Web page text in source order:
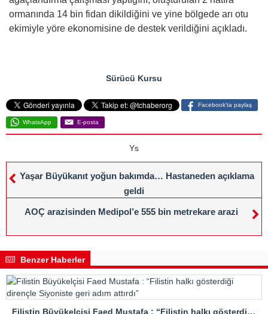
ormanında 14 bin fidan dikildiğini ve yine bölgede arı otu
ekimiyle yöre ekonomisine de destek verildiğini açıkladı.
Sürücü Kursu
Facebook'ta paylaş
WhatsApp E-posta
Ys
Yaşar Büyükanıt yoğun bakımda… Hastaneden açıklama
geldi
AOÇ arazisinden Medipol’e 555 bin metrekare arazi
Benzer Haberler
Filistin Büyükelçisi Faed Mustafa : “Filistin halkı gösterdiği dirençle Siyoniste geri adım attırdı”